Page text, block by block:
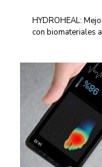
HYDROHEAL:
con biomateriales